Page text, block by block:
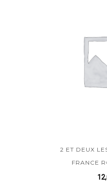
2 ET DEUX
FRANCE